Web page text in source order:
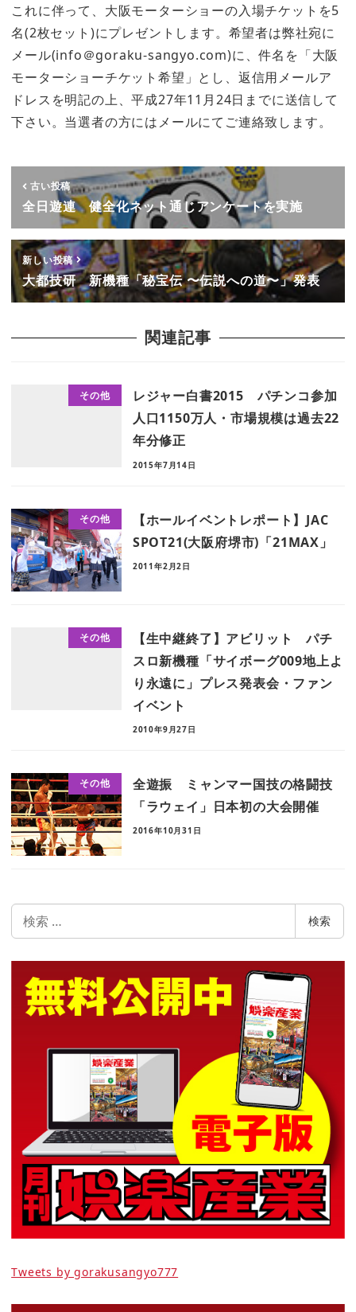
これに伴って、大阪モーターショーの入場チケットを5
名(2枚セット)にプレゼントします。希望者は弊社宛に
メール(info＠goraku-sangyo.com)に、件名を「大阪
モーターショーチケット希望」とし、返信用メールア
ドレスを明記の上、平成27年11月24日までに送信して
下さい。当選者の方にはメールにてご連絡致します。
古い投稿
全日遊連 健全化ネット通じアンケートを実施
新しい投稿
大都技研 新機種「秘宝伝 〜伝説への道〜」発表
関連記事
その他
レジャー白書2015 パチンコ参加
人口1150万人・市場規模は過去22
年分修正
2015年7月14日
その他
【ホールイベントレポート】JAC
SPOT21(大阪府堺市)「21MAX」
2011年2月2日
その他
【生中継終了】アビリット パチ
スロ新機種「サイボーグ009地上よ
り永遠に」プレス発表会・ファン
イベント
2010年9月27日
その他
全遊振 ミャンマー国技の格闘技
「ラウェイ」日本初の大会開催
2016年10月31日
索
検索
Tweets by gorakusangyo777